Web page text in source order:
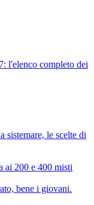
l'elenco completo dei
sistemare, le scelte di
ai 200 e 400 misti
bene i giovani.